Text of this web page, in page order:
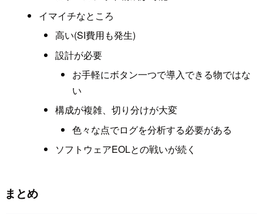
イマイチなところ
高い(SI費用も発生)
設計が必要
お手軽にボタン一つで導入できる物ではな
い
構成が複雑、切り分けが大変
色々な点でログを分析する必要がある
ソフトウェアEOLとの戦いが続く
まとめ